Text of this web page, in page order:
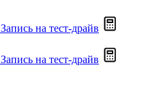
Запись на тест-драйв
Запись на тест-драйв